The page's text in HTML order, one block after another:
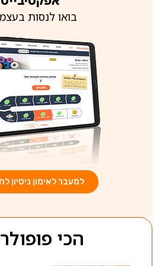
בואו לנסות
למעבר לאימון ניסיון
הכי